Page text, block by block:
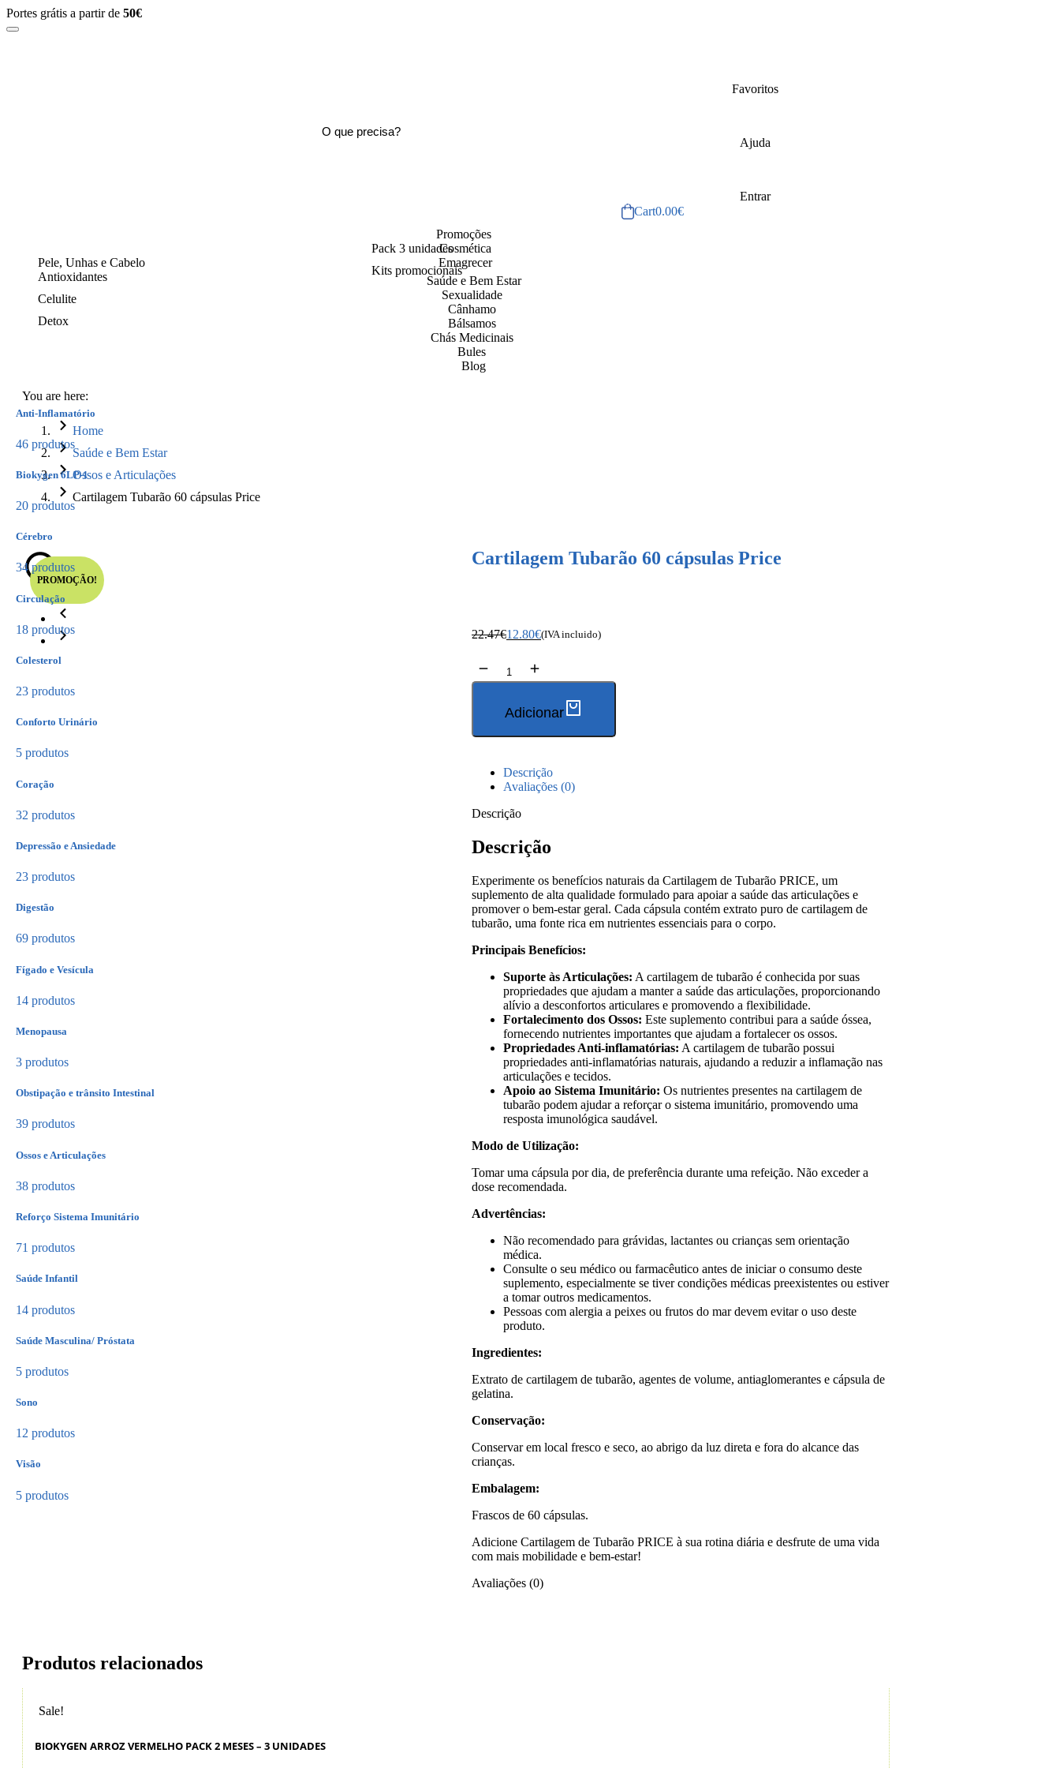
Portes grátis a partir de 50€
Favoritos
Ajuda
Entrar
Cart0.00€
Promoções
Pack 3 unidades
Kits promocionais
Cosmética
Pele, Unhas e Cabelo
Emagrecer
Antioxidantes
Celulite
Detox
Saúde e Bem Estar
Anti-Inflamatório
46 produtos
Biokygen 6LP-1
20 produtos
Cérebro
34 produtos
Circulação
18 produtos
Colesterol
23 produtos
Conforto Urinário
5 produtos
Coração
32 produtos
Depressão e Ansiedade
23 produtos
Digestão
69 produtos
Fígado e Vesícula
14 produtos
Menopausa
3 produtos
Obstipação e trânsito Intestinal
39 produtos
Ossos e Articulações
38 produtos
Reforço Sistema Imunitário
71 produtos
Saúde Infantil
14 produtos
Saúde Masculina/ Próstata
5 produtos
Sono
12 produtos
Visão
5 produtos
Sexualidade
Cânhamo
Bálsamos
Chás Medicinais
Bules
Blog
You are here:
Home
Saúde e Bem Estar
Ossos e Articulações
Cartilagem Tubarão 60 cápsulas Price
PROMOÇÃO!
Cartilagem Tubarão 60 cápsulas Price
22.47€12.80€(IVA incluido)
Adicionar
Descrição
Avaliações (0)
Descrição
Descrição
Experimente os benefícios naturais da Cartilagem de Tubarão PRICE, um
suplemento de alta qualidade formulado para apoiar a saúde das articulações e
promover o bem-estar geral. Cada cápsula contém extrato puro de cartilagem de
tubarão, uma fonte rica em nutrientes essenciais para o corpo.
Principais Benefícios:
Suporte às Articulações: A cartilagem de tubarão é conhecida por suas
propriedades que ajudam a manter a saúde das articulações, proporcionando
alívio a desconfortos articulares e promovendo a flexibilidade.
Fortalecimento dos Ossos: Este suplemento contribui para a saúde óssea,
fornecendo nutrientes importantes que ajudam a fortalecer os ossos.
Propriedades Anti-inflamatórias: A cartilagem de tubarão possui
propriedades anti-inflamatórias naturais, ajudando a reduzir a inflamação nas
articulações e tecidos.
Apoio ao Sistema Imunitário: Os nutrientes presentes na cartilagem de
tubarão podem ajudar a reforçar o sistema imunitário, promovendo uma
resposta imunológica saudável.
Modo de Utilização:
Tomar uma cápsula por dia, de preferência durante uma refeição. Não exceder a
dose recomendada.
Advertências:
Não recomendado para grávidas, lactantes ou crianças sem orientação
médica.
Consulte o seu médico ou farmacêutico antes de iniciar o consumo deste
suplemento, especialmente se tiver condições médicas preexistentes ou estiver
a tomar outros medicamentos.
Pessoas com alergia a peixes ou frutos do mar devem evitar o uso deste
produto.
Ingredientes:
Extrato de cartilagem de tubarão, agentes de volume, antiaglomerantes e cápsula de
gelatina.
Conservação:
Conservar em local fresco e seco, ao abrigo da luz direta e fora do alcance das
crianças.
Embalagem:
Frascos de 60 cápsulas.
Adicione Cartilagem de Tubarão PRICE à sua rotina diária e desfrute de uma vida
com mais mobilidade e bem-estar!
Avaliações (0)
Produtos relacionados
Sale!
BIOKYGEN ARROZ VERMELHO PACK 2 MESES – 3 UNIDADES